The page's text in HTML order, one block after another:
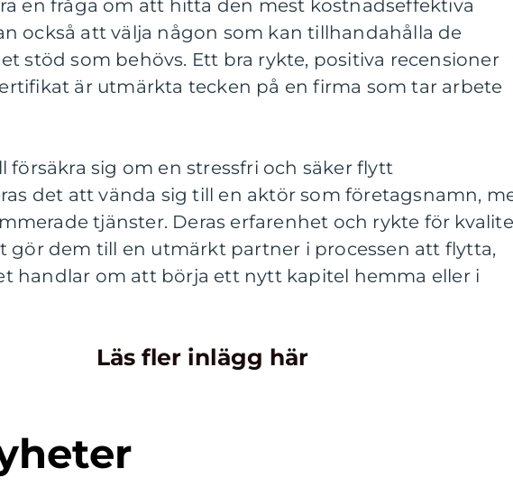
en fråga om att hitta den mest kostnadseffektiva
också att välja någon som kan tillhandahålla de
stöd som behövs. Ett bra rykte, positiva recensioner
är utmärkta tecken på en firma som tar arbete
försäkra sig om en stressfri och säker flytt
det att vända sig till en aktör som företagsnamn,
tjänster. Deras erfarenhet och rykte för
gör dem till en utmärkt partner i processen att flytta,
handlar om att börja ett nytt kapitel hemma eller i
Läs fler inlägg här